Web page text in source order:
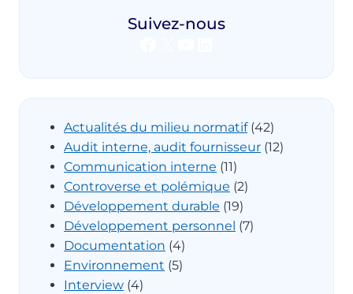
Suivez-nous
Actualités du milieu normatif(42)
Audit interne, audit fournisseur (12)
Communication interne (11)
Controverse et polémique (2)
Développement durable (19)
Développement personnel (7)
Documentation (4)
Environnement (5)
Interview (4)